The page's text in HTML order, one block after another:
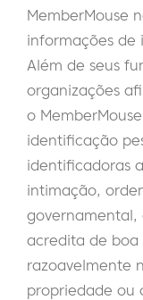
MemberMouse
informações de
Além de seus
organizações
o
identificação
identificadoras
intimação,
governamental,
acredita de
razoavelmente
propriedade ou